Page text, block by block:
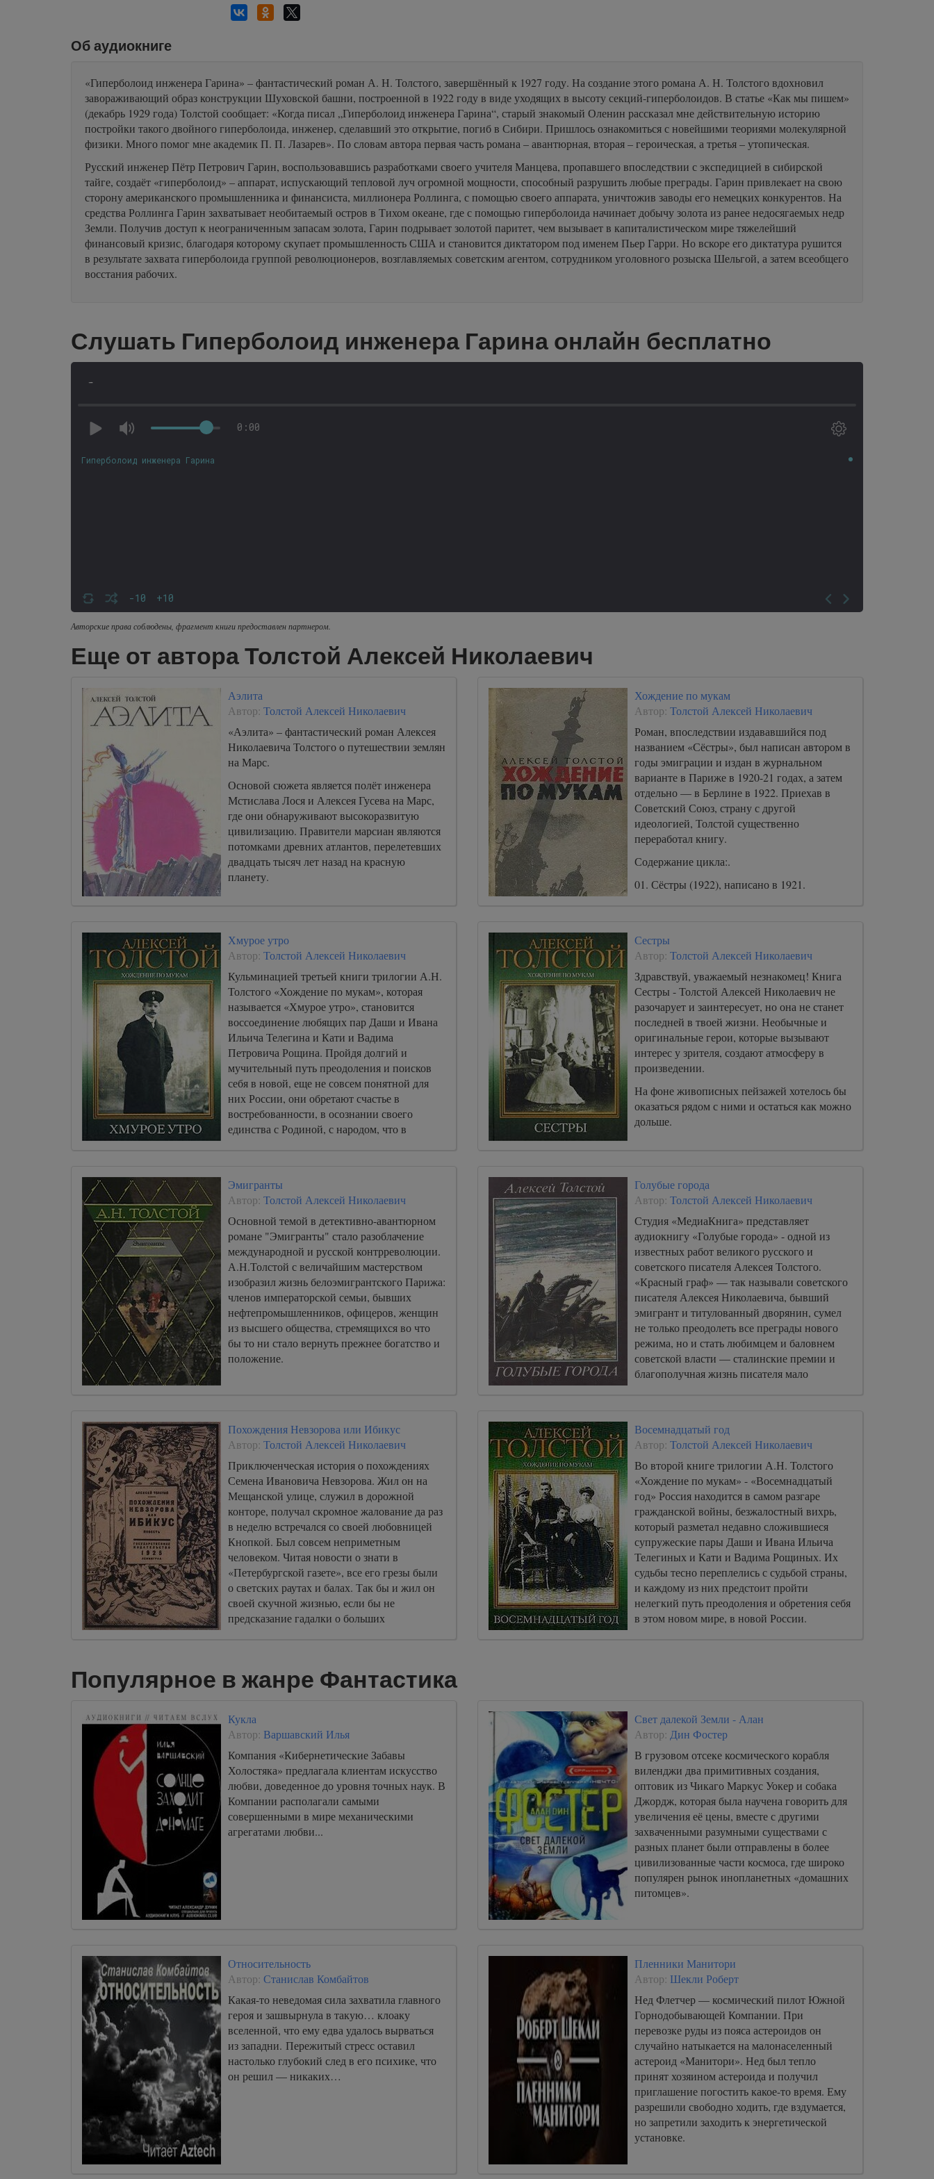
Об аудиокниге
«Гиперболоид инженера Гарина» – фантастический роман А. Н. Толстого, завершённый к 1927 году. На создание этого романа А. Н. Толстого вдохновил
завораживающий образ конструкции Шуховской башни, построенной в 1922 году в виде уходящих в высоту секций-гиперболоидов. В статье «Как мы пишем»
(декабрь 1929 года) Толстой сообщает: «Когда писал „Гиперболоид инженера Гарина“, старый знакомый Оленин рассказал мне действительную историю
постройки такого двойного гиперболоида, инженер, сделавший это открытие, погиб в Сибири. Пришлось ознакомиться с новейшими теориями молекулярной
физики. Много помог мне академик П. П. Лазарев». По словам автора первая часть романа – авантюрная, вторая – героическая, а третья – утопическая.
Русский инженер Пётр Петрович Гарин, воспользовавшись разработками своего учителя Манцева, пропавшего впоследствии с экспедицией в сибирской
тайге, создаёт «гиперболоид» – аппарат, испускающий тепловой луч огромной мощности, способный разрушить любые преграды. Гарин привлекает на свою
сторону американского промышленника и финансиста, миллионера Роллинга, с помощью своего аппарата, уничтожив заводы его немецких конкурентов. На
средства Роллинга Гарин захватывает необитаемый остров в Тихом океане, где с помощью гиперболоида начинает добычу золота из ранее недосягаемых недр
Земли. Получив доступ к неограниченным запасам золота, Гарин подрывает золотой паритет, чем вызывает в капиталистическом мире тяжелейший
финансовый кризис, благодаря которому скупает промышленность США и становится диктатором под именем Пьер Гарри. Но вскоре его диктатура рушится
в результате захвата гиперболоида группой революционеров, возглавляемых советским агентом, сотрудником уголовного розыска Шельгой, а затем всеобщего
восстания рабочих.
Слушать Гиперболоид инженера Гарина онлайн бесплатно
-
0:00
-10 +10
Гиперболоид инженера Гарина
Авторские права соблюдены, фрагмент книги предоставлен партнером.
Еще от автора Толстой Алексей Николаевич
Аэлита
Автор: Толстой Алексей Николаевич
«Аэлита» – фантастический роман Алексея
Николаевича Толстого о путешествии землян
на Марс.
Основой сюжета является полёт инженера
Мстислава Лося и Алексея Гусева на Марс,
где они обнаруживают высокоразвитую
цивилизацию. Правители марсиан являются
потомками древних атлантов, перелетевших
двадцать тысяч лет назад на красную
планету.
Хождение по мукам
Автор: Толстой Алексей Николаевич
Роман, впоследствии издававшийся под
названием «Сёстры», был написан автором в
годы эмиграции и издан в журнальном
варианте в Париже в 1920-21 годах, а затем
отдельно — в Берлине в 1922. Приехав в
Советский Союз, страну с другой
идеологией, Толстой существенно
переработал книгу.
Содержание цикла:.
01. Сёстры (1922), написано в 1921.
Хмурое утро
Автор: Толстой Алексей Николаевич
Кульминацией третьей книги трилогии А.Н.
Толстого «Хождение по мукам», которая
называется «Хмурое утро», становится
воссоединение любящих пар Даши и Ивана
Ильича Телегина и Кати и Вадима
Петровича Рощина. Пройдя долгий и
мучительный путь преодоления и поисков
себя в новой, еще не совсем понятной для
них России, они обретают счастье в
востребованности, в осознании своего
единства с Родиной, с народом, что в
Сестры
Автор: Толстой Алексей Николаевич
Здравствуй, уважаемый незнакомец! Книга
Сестры - Толстой Алексей Николаевич не
разочарует и заинтересует, но она не станет
последней в твоей жизни. Необычные и
оригинальные герои, которые вызывают
интерес у зрителя, создают атмосферу в
произведении.
На фоне живописных пейзажей хотелось бы
оказаться рядом с ними и остаться как можно
дольше.
Эмигранты
Автор: Толстой Алексей Николаевич
Основной темой в детективно-авантюрном
романе "Эмигранты" стало разоблачение
международной и русской контрреволюции.
А.Н.Толстой с величайшим мастерством
изобразил жизнь белоэмигрантского Парижа:
членов императорской семьи, бывших
нефтепромышленников, офицеров, женщин
из высшего общества, стремящихся во что
бы то ни стало вернуть прежнее богатство и
положение.
Голубые города
Автор: Толстой Алексей Николаевич
Студия «МедиаКнига» представляет
аудиокнигу «Голубые города» - одной из
известных работ великого русского и
советского писателя Алексея Толстого.
«Красный граф» — так называли советского
писателя Алексея Николаевича, бывший
эмигрант и титулованный дворянин, сумел
не только преодолеть все преграды нового
режима, но и стать любимцем и баловнем
советской власти — сталинские премии и
благополучная жизнь писателя мало
Похождения Невзорова или Ибикус
Автор: Толстой Алексей Николаевич
Приключенческая история о похождениях
Семена Ивановича Невзорова. Жил он на
Мещанской улице, служил в дорожной
конторе, получал скромное жалование да раз
в неделю встречался со своей любовницей
Кнопкой. Был совсем неприметным
человеком. Читая новости о знати в
«Петербургской газете», все его грезы были
о светских раутах и балах. Так бы и жил он
своей скучной жизнью, если бы не
предсказание гадалки о больших
Восемнадцатый год
Автор: Толстой Алексей Николаевич
Во второй книге трилогии А.Н. Толстого
«Хождение по мукам» - «Восемнадцатый
год» Россия находится в самом разгаре
гражданской войны, безжалостный вихрь,
который разметал недавно сложившиеся
супружеские пары Даши и Ивана Ильича
Телегиных и Кати и Вадима Рощиных. Их
судьбы тесно переплелись с судьбой страны,
и каждому из них предстоит пройти
нелегкий путь преодоления и обретения себя
в этом новом мире, в новой России.
Популярное в жанре Фантастика
Кукла
Автор: Варшавский Илья
Компания «Кибернетические Забавы
Холостяка» предлагала клиентам искусство
любви, доведенное до уровня точных наук. В
Компании располагали самыми
совершенными в мире механическими
агрегатами любви...
Свет далекой Земли - Алан
Автор: Дин Фостер
В грузовом отсеке космического корабля
виленджи два примитивных создания,
оптовик из Чикаго Маркус Уокер и собака
Джордж, которая была научена говорить для
увеличения её цены, вместе с другими
захваченными разумными существами с
разных планет были отправлены в более
цивилизованные части космоса, где широко
популярен рынок инопланетных «домашних
питомцев».
Относительность
Автор: Станислав Комбайтов
Какая-то неведомая сила захватила главного
героя и зашвырнула в такую… клоаку
вселенной, что ему едва удалось вырваться
из западни. Пережитый стресс оставил
настолько глубокий след в его психике, что
он решил — никаких…
Пленники Манитори
Автор: Шекли Роберт
Нед Флетчер — космический пилот Южной
Горнодобывающей Компании. При
перевозке руды из пояса астероидов он
случайно натыкается на малонаселенный
астероид «Манитори». Нед был тепло
принят хозяином астероида и получил
приглашение погостить какое-то время. Ему
разрешили свободно ходить, где вздумается,
но запретили заходить к энергетической
установке.